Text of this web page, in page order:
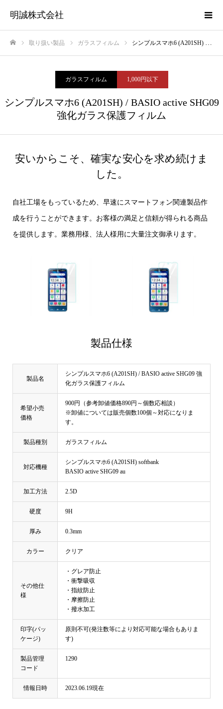
明誠株式会社
取り扱い製品 ガラスフィルム シンプルスマホ6 (A201SH) / BASIO active SHG09 強化ガラス保護フィルム
ガラスフィルム 1,000円以下
シンプルスマホ6 (A201SH) / BASIO active SHG09
強化ガラス保護フィルム
安いからこそ、確実な安心を求め続けま
した。
自社工場をもっているため、早速にスマートフォン関連製品作
成を行うことができます。お客様の満足と信頼が得られる商品
を提供します。業務用様、法人様用に大量注文御承ります。
製品仕様
製品名
シンプルスマホ6 (A201SH) / BASIO active SHG09 強
化ガラス保護フィルム
希望小売
価格
900円（参考卸値価格890円～個数応相談）
※卸値については販売個数100個～対応になりま
す。
製品種別 ガラスフィルム
対応機種
シンプルスマホ6 (A201SH) softbank
BASIO active SHG09 au
加工方法 2.5D
硬度 9H
厚み 0.3mm
カラー クリア
その他仕
様
・グレア防止
・衝撃吸収
・指紋防止
・摩擦防止
・撥水加工
印字(パッ
ケージ)
原則不可(発注数等により対応可能な場合もありま
す)
製品管理
コード
1290
情報日時 2023.06.19現在